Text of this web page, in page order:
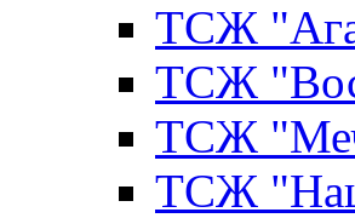
ТСЖ
ТСЖ
ТСЖ
ТСЖ